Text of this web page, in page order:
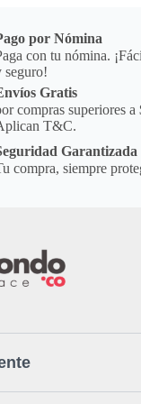
por Nómina
con tu nómina.
seguro!
Gratis
compras superiores a
T&C.
Garantizada
compra, siempre